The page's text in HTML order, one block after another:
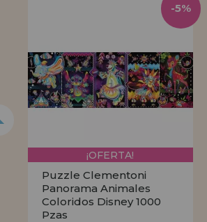
¡OFERTA!
Puzzle Clementoni
Panorama Animales
Coloridos Disney 1000
Pzas
-5%